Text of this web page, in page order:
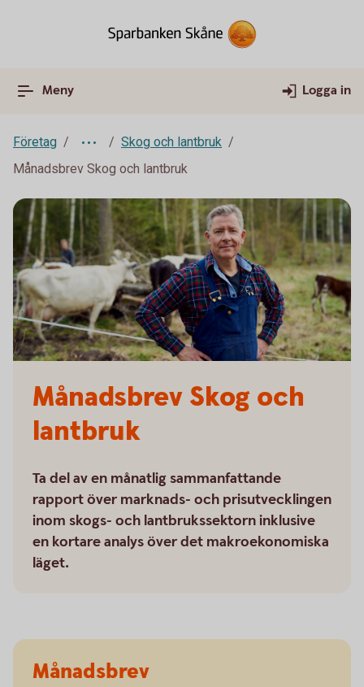
Meny Logga in
Företag
Skog och lantbruk
Månadsbrev Skog och lantbruk
Månadsbrev Skog och
lantbruk
Ta del av en månatlig sammanfattande
rapport över marknads- och prisutvecklingen
inom skogs- och lantbrukssektorn inklusive
en kortare analys över det makroekonomiska
läget.
Månadsbrev